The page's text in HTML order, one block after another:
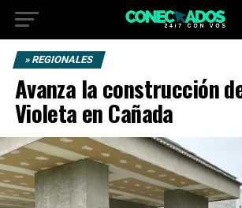
» REGIONALES
Avanza la construcción
Violeta en Cañada